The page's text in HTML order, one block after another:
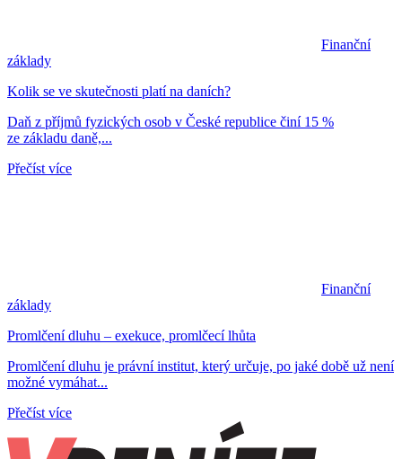
Finanční
základy
Kolik se ve skutečnosti platí na daních?
Daň z příjmů fyzických osob v České republice činí 15 %
ze základu daně,...
Přečíst více
Finanční
základy
Promlčení dluhu – exekuce, promlčecí lhůta
Promlčení dluhu je právní institut, který určuje, po jaké době už není
možné vymáhat...
Přečíst více